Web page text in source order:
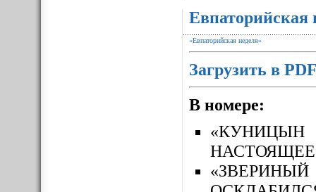
Евпаторийская
«Евпаторийская неделя»
Загрузить в
В номере:
«КУНИЦЫН